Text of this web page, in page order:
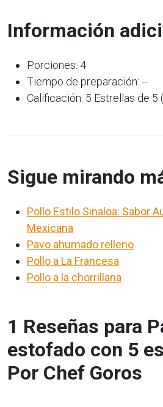
Información
Porciones: 4
Tiempo de preparación: --
Calificación: 5 Estrellas de 5
Sigue mirando
Pollo Estilo Sinaloa: Sabor
Mexicana
Pavo ahumado relleno
Pollo a La Francesa
Pollo a la chorrillana
1 Reseñas para
estofado con 5
Por Chef Goros